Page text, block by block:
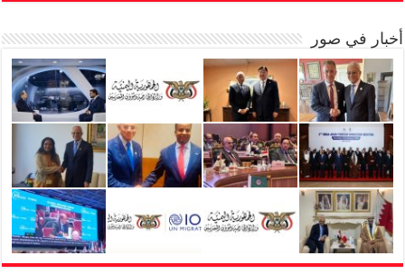
أخبار في صور